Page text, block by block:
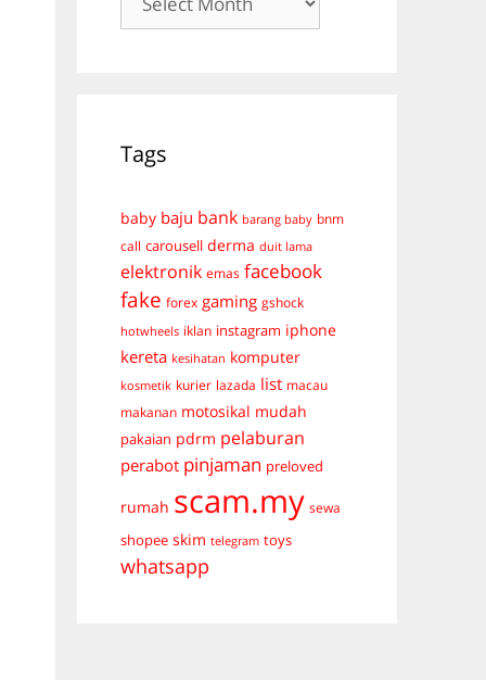
Tags
baby baju bank barang baby bnm
call carousell derma duit lama
elektronik emas facebook
fake forex gaming gshock
hotwheels iklan instagram iphone
kereta kesihatan komputer
kosmetik kurier lazada list macau
makanan motosikal mudah
pakaian pdrm pelaburan
perabot pinjaman preloved
rumah scam.my sewa
shopee skim telegram toys
whatsapp